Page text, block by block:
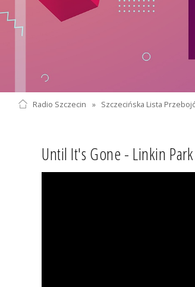
Radio Szczecin » Szczecińska Lista
Until It's Gone - Linkin Park